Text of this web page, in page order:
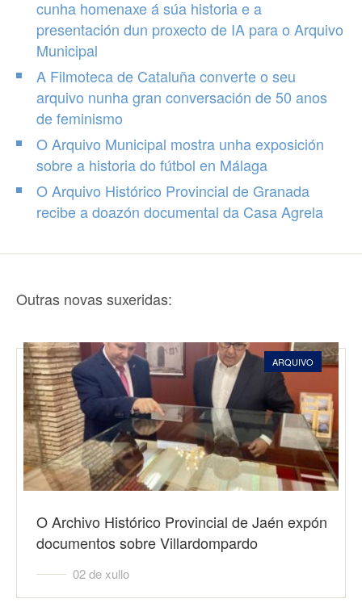
cunha homenaxe á súa historia e a
presentación dun proxecto de IA para o Arquivo
Municipal
A Filmoteca de Cataluña converte o seu
arquivo nunha gran conversación de 50 anos
de feminismo
O Arquivo Municipal mostra unha exposición
sobre a historia do fútbol en Málaga
O Arquivo Histórico Provincial de Granada
recibe a doazón documental da Casa Agrela
Outras novas suxeridas:
ARQUIVO
O Archivo Histórico Provincial de Jaén expón
documentos sobre Villardompardo
02 de xullo